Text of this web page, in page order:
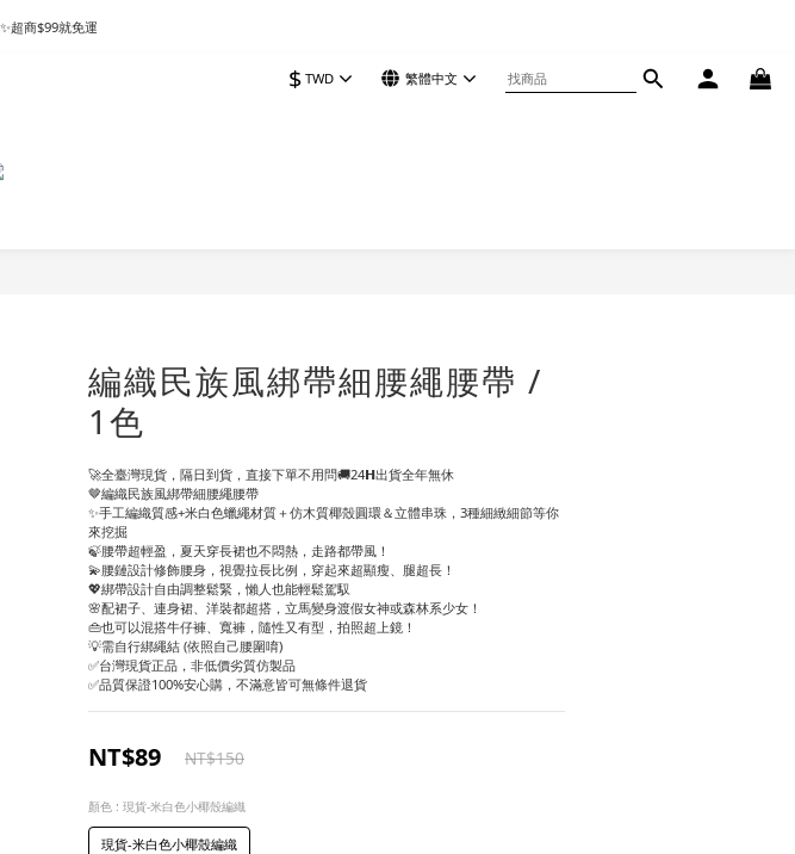
超商$99就免運
$ TWD 繁體中文
編織民族風綁帶細腰繩腰帶 /
1色
🚀全臺灣現貨，隔日到貨，直接下單不用問🚚24𝗛出貨全年無休
🤎編織民族風綁帶細腰繩腰帶
✨手工編織質感+米白色蠟繩材質＋仿木質椰殼圓環＆立體串珠，3種細緻細節等你
來挖掘
🍃腰帶超輕盈，夏天穿長裙也不悶熱，走路都帶風！
💫腰鏈設計修飾腰身，視覺拉長比例，穿起來超顯瘦、腿超長！
💖綁帶設計自由調整鬆緊，懶人也能輕鬆駕馭
🌸配裙子、連身裙、洋裝都超搭，立馬變身渡假女神或森林系少女！
👜也可以混搭牛仔褲、寬褲，隨性又有型，拍照超上鏡！
💡需自行綁繩結 (依照自己腰圍唷)
✅台灣現貨正品，非低價劣質仿製品
✅品質保證100%安心購，不滿意皆可無條件退貨
NT$89 NT$150
顏色 : 現貨-米白色小椰殼編織
現貨-米白色小椰殼編織